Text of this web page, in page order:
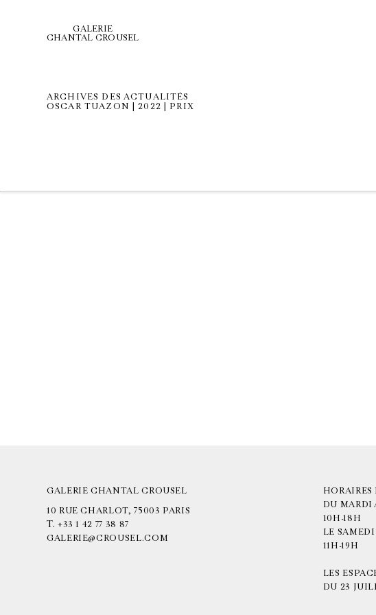
GALERIE
CHANTAL CROUSEL
ARCHIVES DES ACTUALITÉS
OSCAR TUAZON | 2022 | PRIX
GALERIE CHANTAL CROUSEL
10 RUE CHARLOT, 75003 PARIS
T. +33 1 42 77 38 87
GALERIE@CROUSEL.COM
DU MARDI
10H-18H
LE SAMEDI
11H-19H
LES
DU 23